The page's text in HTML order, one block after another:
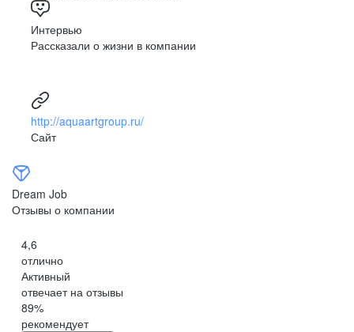
Интервью
Рассказали о жизни в компании
http://aquaartgroup.ru/
Сайт
Dream Job
Отзывы о компании
4,6
отлично
Активный
отвечает на отзывы
89%
рекомендует